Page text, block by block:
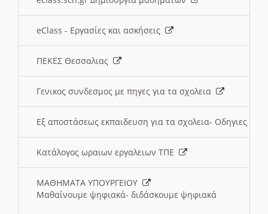
eClass - Εργασίες και ασκήσεις
ΠΕΚΕΣ Θεσσαλιας
Γενικος συνδεσμος με πηγες για τα σχολεια
Εξ αποστάσεως εκπαιδευση για τα σχολεια- Οδηγιες
Κατάλογος ωραιων εργαλειων ΤΠΕ
ΜΑΘΗΜΑΤΑ ΥΠΟΥΡΓΕΙΟΥ
Μαθαίνουμε ψηφιακά- διδάσκουμε ψηφιακά